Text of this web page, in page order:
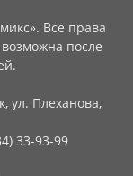
Все права
после
ул. Плеханова,
33-93-99